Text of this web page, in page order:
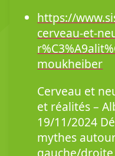
https://
cerveau-et-
moukheiber
Cerveau et
et réalités –
19/11/2024
mythes
gauche/